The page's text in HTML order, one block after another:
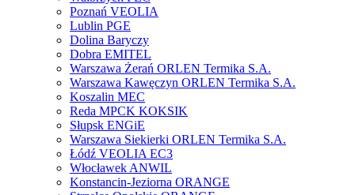
Poznań VEOLIA
Lublin PGE
Dolina Baryczy
Dobra EMITEL
Warszawa Żerań ORLEN Termika S.A.
Warszawa Kawęczyn ORLEN Termika S.A.
Koszalin MEC
Reda MPCK KOKSIK
Słupsk ENGiE
Warszawa Siekierki ORLEN Termika S.A.
Łódź VEOLIA EC3
Włocławek ANWIL
Konstancin-Jeziorna ORANGE